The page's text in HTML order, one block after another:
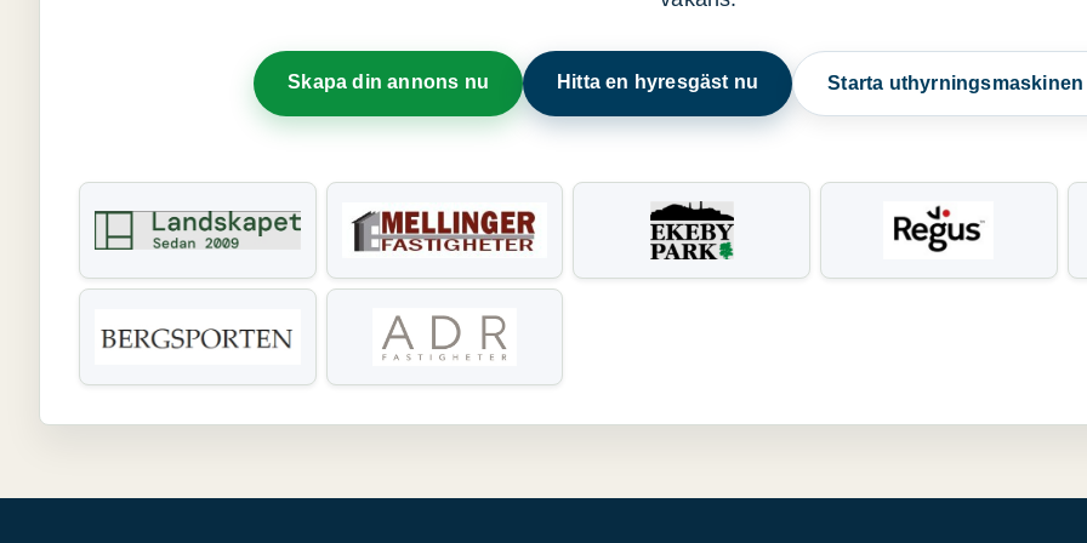
Skapa din annons nu Hitta en hyresgäst nu Starta